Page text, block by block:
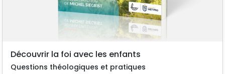
Découvrir la foi avec les enfants
Questions théologiques et pratiques